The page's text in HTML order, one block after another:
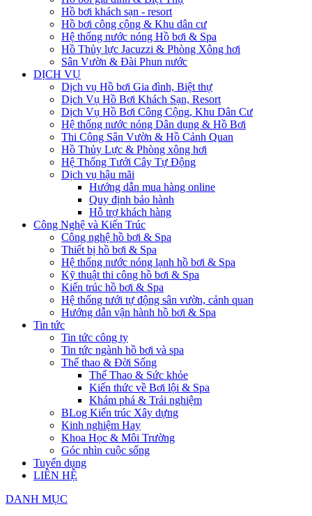
Hồ bơi khách sạn - resort
Hồ bơi công cộng & Khu dân cư
Hệ thống nước nóng Hồ bơi & Spa
Hồ Thủy lực Jacuzzi & Phòng Xông hơi
Sân Vườn & Đài Phun nước
DỊCH VỤ
Dịch vụ Hồ bơi Gia đình, Biệt thự
Dịch Vụ Hồ Bơi Khách Sạn, Resort
Dịch Vụ Hồ Bơi Công Cộng, Khu Dân Cư
Hệ thống nước nóng Dân dụng & Hồ Bơi
Thi Công Sân Vườn & Hồ Cảnh Quan
Hồ Thủy Lực & Phòng xông hơi
Hệ Thống Tưới Cây Tự Động
Dịch vụ hậu mãi
Hướng dẫn mua hàng online
Quy định bảo hành
Hỗ trợ khách hàng
Công Nghệ và Kiến Trúc
Công nghệ hồ bơi & Spa
Thiết bị hồ bơi & Spa
Hệ thống nước nóng lạnh hồ bơi & Spa
Kỹ thuật thi công hồ bơi & Spa
Kiến trúc hồ bơi & Spa
Hệ thống tưới tự động sân vườn, cảnh quan
Hướng dẫn vận hành hồ bơi & Spa
Tin tức
Tin tức công ty
Tin tức ngành hồ bơi và spa
Thể thao & Đời Sống
Thể Thao & Sức khỏe
Kiến thức về Bơi lội & Spa
Khám phá & Trải nghiệm
BLog Kiến trúc Xây dựng
Kinh nghiệm Hay
Khoa Học & Môi Trường
Góc nhìn cuộc sống
Tuyển dụng
LIÊN HỆ
DANH MỤC